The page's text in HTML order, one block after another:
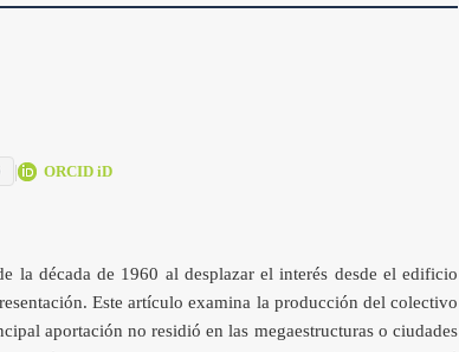
| ORCID iD
la década de 1960 al desplazar el interés desde el edificio
Este artículo examina la producción del colectivo
aportación no residió en las megaestructuras o ciudades